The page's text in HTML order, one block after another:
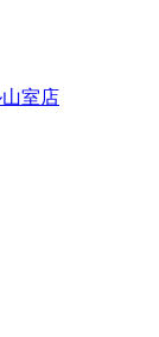
室店